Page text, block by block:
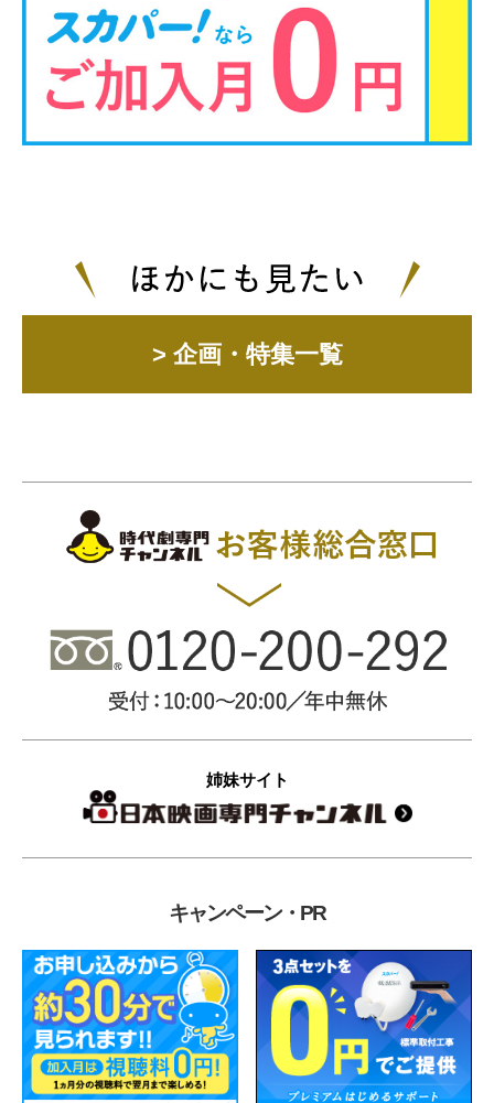
> 企画・特集一覧
姉妹サイト
キャンペーン・PR